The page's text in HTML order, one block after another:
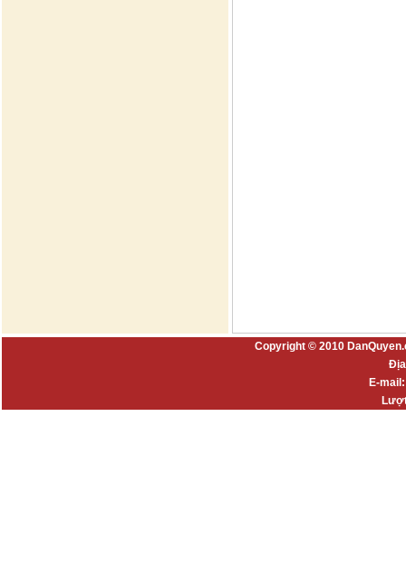
Copyright © 2010
E-